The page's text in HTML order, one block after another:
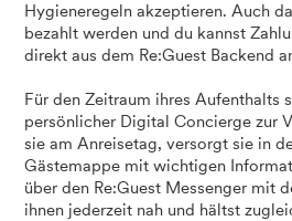
Hygieneregeln akzeptieren. Auch
bezahlt werden und du kannst
direkt aus dem Re:Guest Backend
Für den Zeitraum ihres Aufenthalts
persönlicher Digital Concierge zur
sie am Anreisetag, versorgt sie in
Gästemappe mit wichtigen
über den Re:Guest Messenger mit
ihnen jederzeit nah und hältst